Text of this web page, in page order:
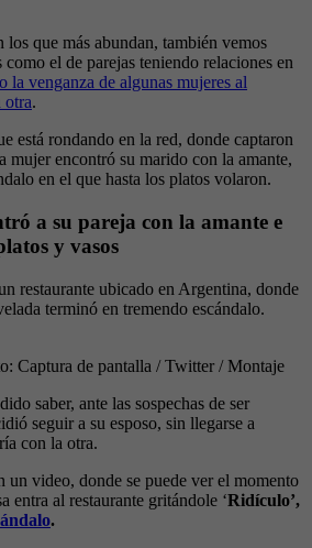
los que más abundan, también vemos
el de parejas teniendo relaciones en
la venganza de algunas mujeres al
otra.
está rondando en la red, donde captaron
mujer encontró su marido con la amante,
en el que hasta los platos volaron.
a su pareja con la amante e
y vasos
restaurante ubicado en Argentina, donde
terminó en tremendo escándalo.
Captura de pantalla / Twitter / Montaje
saber, ante las sospechas de ser
seguir a su esposo, sin llegarse a
con la otra.
un video, donde se puede ver el momento
entra al restaurante gritándole ‘Ridículo’,
.